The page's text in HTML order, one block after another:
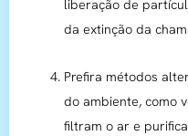
liberação de
da extinção da
Prefira métodos
do ambiente, como
filtram o ar e